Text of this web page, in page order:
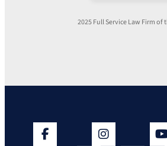
2025 Full Service Law Firm of